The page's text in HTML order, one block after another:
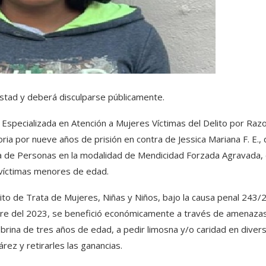
y deberá disculparse públicamente.
en Atención a Mujeres Víctimas del Delito por
por nueve años de prisión en contra de Jessica Mariana F. E.,
Personas en la modalidad de Mendicidad Forzada Agravada,
menores de edad.
de Trata de Mujeres, Niñas y Niños, bajo la causa penal 243/
del 2023, se benefició económicamente a través de
de tres años de edad, a pedir limosna y/o caridad en
y retirarles las ganancias.